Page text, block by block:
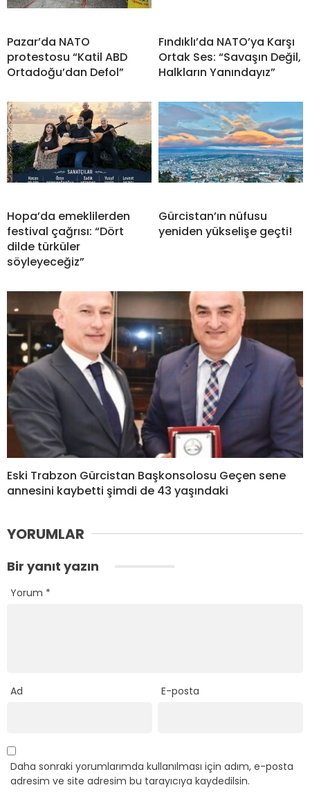
Pazar’da NATO
protestosu “Katil ABD
Ortadoğu’dan Defol”
Fındıklı’da NATO’ya Karşı
Ortak Ses: “Savaşın Değil,
Halkların Yanındayız”
Hopa’da emeklilerden
festival çağrısı: “Dört
dilde türküler
söyleyeceğiz”
Gürcistan’ın nüfusu
yeniden yükselişe geçti!
Eski Trabzon Gürcistan Başkonsolosu Geçen sene
annesini kaybetti şimdi de 43 yaşındaki
YORUMLAR
Bir yanıt yazın
Yorum *
Ad E-posta
Daha sonraki yorumlarımda kullanılması için adım, e-posta
adresim ve site adresim bu tarayıcıya kaydedilsin.